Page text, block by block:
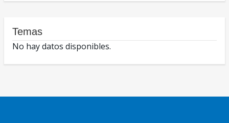
Temas
No hay datos disponibles.